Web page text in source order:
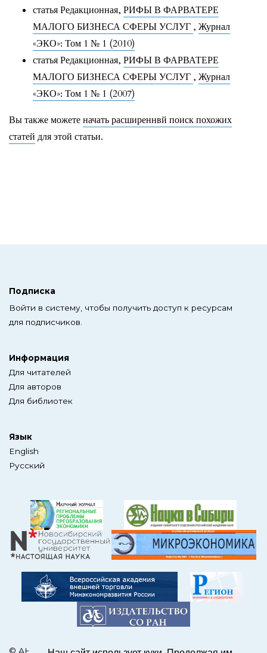
статья Редакционная, РИФЫ В ФАРВАТЕРЕ
МАЛОГО БИЗНЕСА СФЕРЫ УСЛУГ , Журнал
«ЭКО»: Том 1 № 1 (2010)
статья Редакционная, РИФЫ В ФАРВАТЕРЕ
МАЛОГО БИЗНЕСА СФЕРЫ УСЛУГ , Журнал
«ЭКО»: Том 1 № 1 (2007)
Вы также можетеначать расширеннвй поиск похожих
статей для этой статьи.
Подписка
Войти в систему, чтобы получить доступ к ресурсам
для подписчиков.
Информация
Для читателей
Для авторов
Для библиотек
Язык
English
Русский
© АНО Редакция журнала «ЭКО»